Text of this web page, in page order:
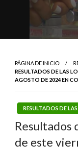
PÁGINA DE INICIO
RESULTADOS DE LAS
AGOSTO DE 2024 EN
RESULTADOS DE
Resultados
de este